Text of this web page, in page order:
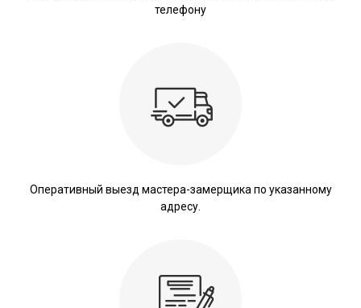
телефону
Оперативный выезд мастера-замерщика по указанному
адресу.